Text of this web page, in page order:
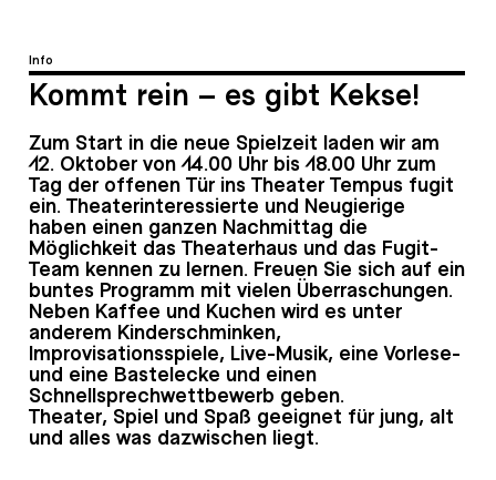
Info
Kommt rein – es gibt Kekse!
Zum Start in die neue Spielzeit laden wir am
12. Oktober von 14.00 Uhr bis 18.00 Uhr zum
Tag der offenen Tür ins Theater Tempus fugit
ein. Theaterinteressierte und Neugierige
haben einen ganzen Nachmittag die
Möglichkeit das Theaterhaus und das Fugit-
Team kennen zu lernen. Freuen Sie sich auf ein
buntes Programm mit vielen Überraschungen.
Neben Kaffee und Kuchen wird es unter
anderem Kinderschminken,
Improvisationsspiele, Live-Musik, eine Vorlese-
und eine Bastelecke und einen
Schnellsprechwettbewerb geben.
Theater, Spiel und Spaß geeignet für jung, alt
und alles was dazwischen liegt.